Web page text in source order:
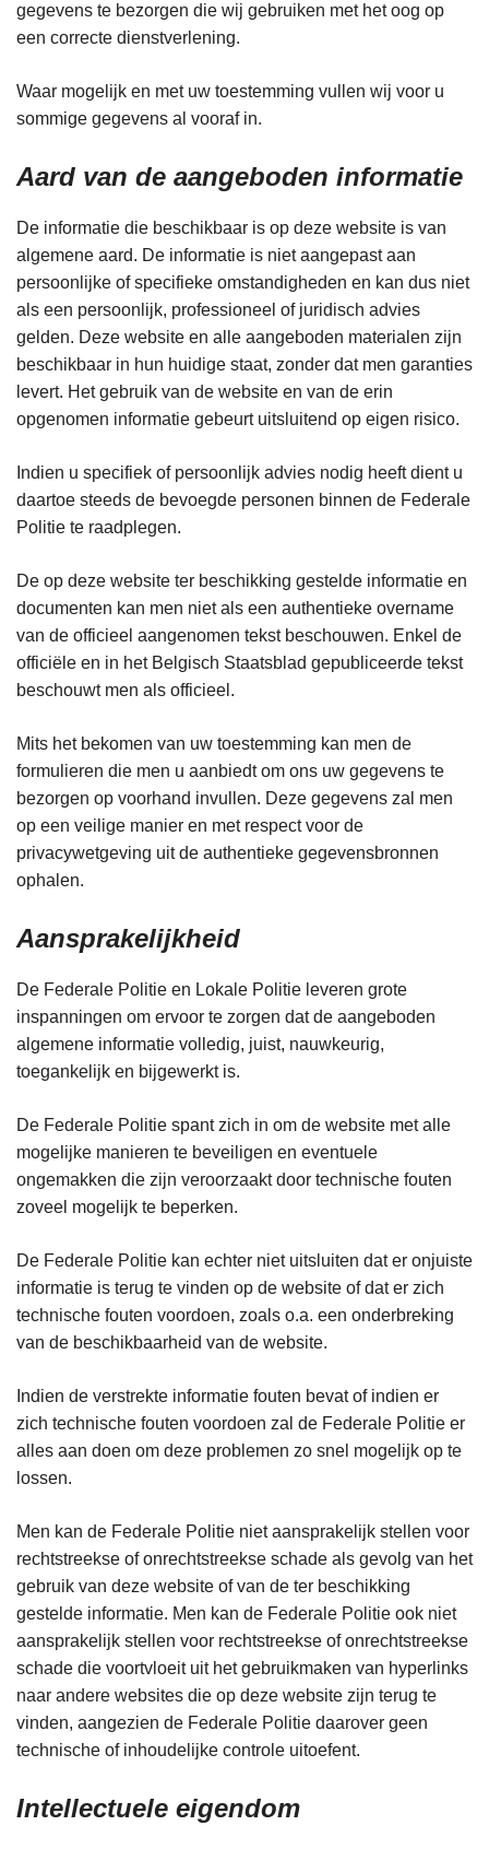
gegevens te bezorgen die wij gebruiken met het oog op
een correcte dienstverlening.
Waar mogelijk en met uw toestemming vullen wij voor u
sommige gegevens al vooraf in.
Aard van de aangeboden informatie
De informatie die beschikbaar is op deze website is van
algemene aard. De informatie is niet aangepast aan
persoonlijke of specifieke omstandigheden en kan dus niet
als een persoonlijk, professioneel of juridisch advies
gelden. Deze website en alle aangeboden materialen zijn
beschikbaar in hun huidige staat, zonder dat men garanties
levert. Het gebruik van de website en van de erin
opgenomen informatie gebeurt uitsluitend op eigen risico.
Indien u specifiek of persoonlijk advies nodig heeft dient u
daartoe steeds de bevoegde personen binnen de Federale
Politie te raadplegen.
De op deze website ter beschikking gestelde informatie en
documenten kan men niet als een authentieke overname
van de officieel aangenomen tekst beschouwen. Enkel de
officiële en in het Belgisch Staatsblad gepubliceerde tekst
beschouwt men als officieel.
Mits het bekomen van uw toestemming kan men de
formulieren die men u aanbiedt om ons uw gegevens te
bezorgen op voorhand invullen. Deze gegevens zal men
op een veilige manier en met respect voor de
privacywetgeving uit de authentieke gegevensbronnen
ophalen.
Aansprakelijkheid
De Federale Politie en Lokale Politie leveren grote
inspanningen om ervoor te zorgen dat de aangeboden
algemene informatie volledig, juist, nauwkeurig,
toegankelijk en bijgewerkt is.
De Federale Politie spant zich in om de website met alle
mogelijke manieren te beveiligen en eventuele
ongemakken die zijn veroorzaakt door technische fouten
zoveel mogelijk te beperken.
De Federale Politie kan echter niet uitsluiten dat er onjuiste
informatie is terug te vinden op de website of dat er zich
technische fouten voordoen, zoals o.a. een onderbreking
van de beschikbaarheid van de website.
Indien de verstrekte informatie fouten bevat of indien er
zich technische fouten voordoen zal de Federale Politie er
alles aan doen om deze problemen zo snel mogelijk op te
lossen.
Men kan de Federale Politie niet aansprakelijk stellen voor
rechtstreekse of onrechtstreekse schade als gevolg van het
gebruik van deze website of van de ter beschikking
gestelde informatie. Men kan de Federale Politie ook niet
aansprakelijk stellen voor rechtstreekse of onrechtstreekse
schade die voortvloeit uit het gebruikmaken van hyperlinks
naar andere websites die op deze website zijn terug te
vinden, aangezien de Federale Politie daarover geen
technische of inhoudelijke controle uitoefent.
Intellectuele eigendom